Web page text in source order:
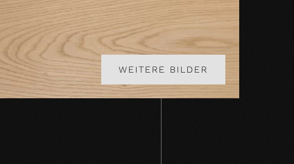
WEITERE BILDER